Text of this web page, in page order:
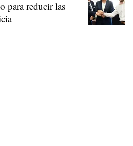
para reducir las